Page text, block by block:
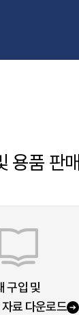
용품 판매
구입 및
료 다운로드